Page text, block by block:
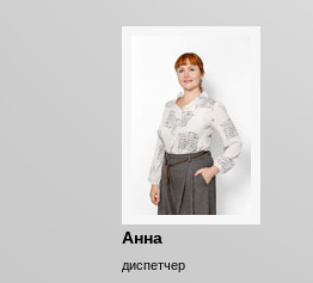
Анна
диспетчер